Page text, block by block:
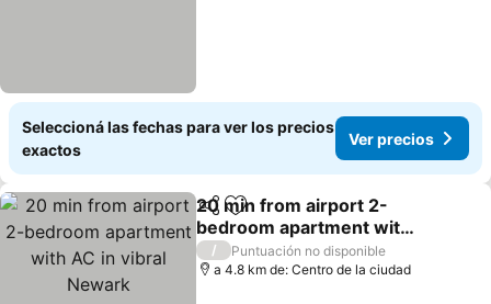
Seleccioná las fechas para ver los precios
exactos
Ver precios
CompartirAñadir a favoritos
20 min from airport 2-
bedroom apartment with
AC in vibral Newark
Ver precios
/
Puntuación no disponible
a 4.8 km de: Centro de la ciudad